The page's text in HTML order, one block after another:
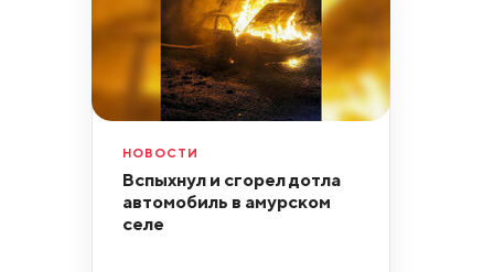
НОВОСТИ
Вспыхнул и сгорел дотла
автомобиль в амурском
селе